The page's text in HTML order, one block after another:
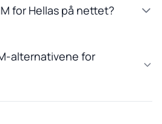
for Hellas på nettet?
alternativene for